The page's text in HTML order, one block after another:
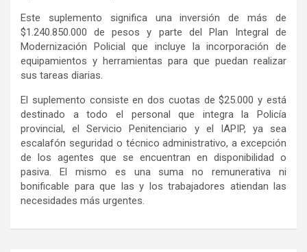
Este suplemento significa una inversión de más de
$1.240.850.000 de pesos y parte del Plan Integral de
Modernización Policial que incluye la incorporación de
equipamientos y herramientas para que puedan realizar
sus tareas diarias.
El suplemento consiste en dos cuotas de $25.000 y está
destinado a todo el personal que integra la Policía
provincial, el Servicio Penitenciario y el IAPIP, ya sea
escalafón seguridad o técnico administrativo, a excepción
de los agentes que se encuentran en disponibilidad o
pasiva. El mismo es una suma no remunerativa ni
bonificable para que las y los trabajadores atiendan las
necesidades más urgentes.